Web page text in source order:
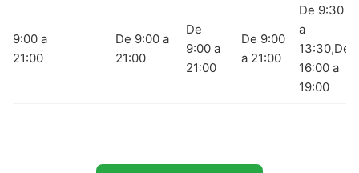
9:00 a
21:00
De 9:00 a
21:00
De
9:00 a
21:00
De 9:00
a 21:00
De 9:30
a
13:30,De
16:00 a
19:00